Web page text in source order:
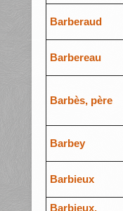
Barberaud
Barbereau
Barbès, père
Barbey
Barbieux
Barbieux,